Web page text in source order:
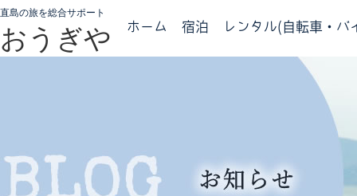
直島の旅を総合サポート
おうぎや ホーム 宿泊 レンタル(自転車・バ